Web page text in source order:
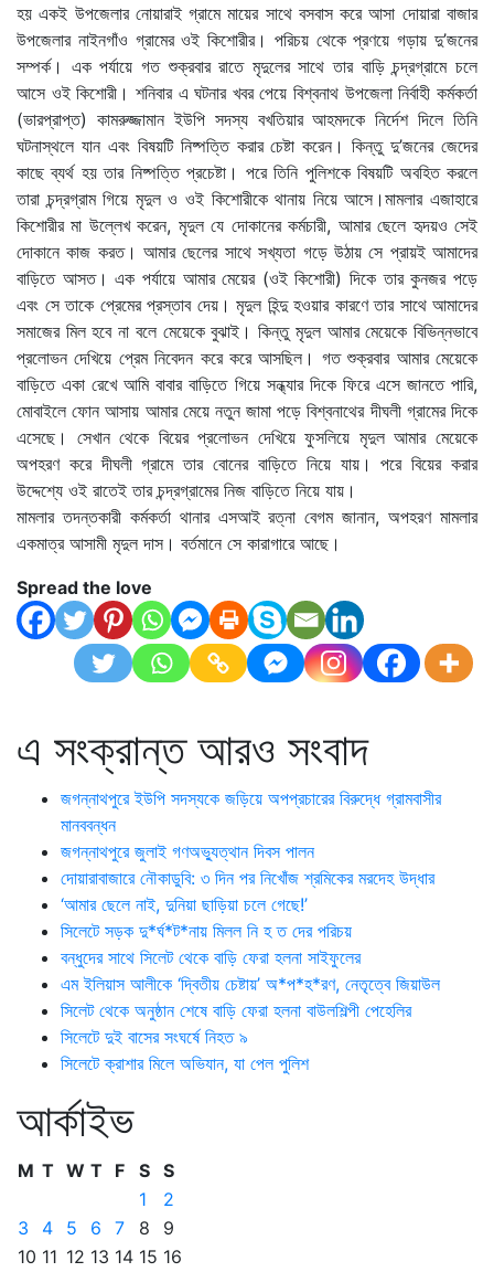
হয় একই উপজেলার নোয়ারাই গ্রামে মায়ের সাথে বসবাস করে আসা দোয়ারা বাজার
উপজেলার নাইনগাঁও গ্রামের ওই কিশোরীর। পরিচয় থেকে প্রণয়ে গড়ায় দু’জনের
সম্পর্ক। এক পর্যায়ে গত শুক্রবার রাতে মৃদুলের সাথে তার বাড়ি চন্দ্রগ্রামে চলে
আসে ওই কিশোরী। শনিবার এ ঘটনার খবর পেয়ে বিশ্বনাথ উপজেলা নির্বাহী কর্মকর্তা
(ভারপ্রাপ্ত) কামরুজ্জামান ইউপি সদস্য বখতিয়ার আহমদকে নির্দেশ দিলে তিনি
ঘটনাস্থলে যান এবং বিষয়টি নিষ্পত্তি করার চেষ্টা করেন। কিন্তু দু’জনের জেদের
কাছে ব্যর্থ হয় তার নিষ্পত্তি প্রচেষ্টা। পরে তিনি পুলিশকে বিষয়টি অবহিত করলে
তারা চন্দ্রগ্রাম গিয়ে মৃদুল ও ওই কিশোরীকে থানায় নিয়ে আসে।মামলার এজাহারে
কিশোরীর মা উল্লেখ করেন, মৃদুল যে দোকানের কর্মচারী, আমার ছেলে হৃদয়ও সেই
দোকানে কাজ করত। আমার ছেলের সাথে সখ্যতা গড়ে উঠায় সে প্রায়ই আমাদের
বাড়িতে আসত। এক পর্যায়ে আমার মেয়ের (ওই কিশোরী) দিকে তার কুনজর পড়ে
এবং সে তাকে প্রেমের প্রস্তাব দেয়। মৃদুল হিন্দু হওয়ার কারণে তার সাথে আমাদের
সমাজের মিল হবে না বলে মেয়েকে বুঝাই। কিন্তু মৃদুল আমার মেয়েকে বিভিন্নভাবে
প্রলোভন দেখিয়ে প্রেম নিবেদন করে করে আসছিল। গত শুক্রবার আমার মেয়েকে
বাড়িতে একা রেখে আমি বাবার বাড়িতে গিয়ে সন্ধ্যার দিকে ফিরে এসে জানতে পারি,
মোবাইলে ফোন আসায় আমার মেয়ে নতুন জামা পড়ে বিশ্বনাথের দীঘলী গ্রামের দিকে
এসেছে। সেখান থেকে বিয়ের প্রলোভন দেখিয়ে ফুসলিয়ে মৃদুল আমার মেয়েকে
অপহরণ করে দীঘলী গ্রামে তার বোনের বাড়িতে নিয়ে যায়। পরে বিয়ের করার
উদ্দেশ্যে ওই রাতেই তার চন্দ্রগ্রামের নিজ বাড়িতে নিয়ে যায়।
মামলার তদন্তকারী কর্মকর্তা থানার এসআই রত্না বেগম জানান, অপহরণ মামলার
একমাত্র আসামী মৃদুল দাস। বর্তমানে সে কারাগারে আছে।
Spread the love
এ সংক্রান্ত আরও সংবাদ
জগন্নাথপুরে ইউপি সদস্যকে জড়িয়ে অপপ্রচারের বিরুদ্ধে গ্রামবাসীর
মানববন্ধন
জগন্নাথপুরে জুলাই গণঅভ্যুত্থান দিবস পালন
দোয়ারাবাজারে নৌকাডুবি: ৩ দিন পর নিখোঁজ শ্রমিকের মরদেহ উদ্ধার
‘আমার ছেলে নাই, দুনিয়া ছাড়িয়া চলে গেছে!’
সিলেটে সড়ক দু*র্ঘ*ট*নায় মিলল নি হ ত দের পরিচয়
বন্ধুদের সাথে সিলেট থেকে বাড়ি ফেরা হলনা সাইফুলের
এম ইলিয়াস আলীকে ‘দ্বিতীয় চেষ্টায়’ অ*প*হ*রণ, নেতৃত্বে জিয়াউল
সিলেট থেকে অনুষ্ঠান শেষে বাড়ি ফেরা হলনা বাউলশিল্পী পেহেলির
সিলেটে দুই বাসের সংঘর্ষে নিহত ৯
সিলেটে ক্রাশার মিলে অভিযান, যা পেল পুলিশ
আর্কাইভ
M T W T F S S
1
2
3
4 5 6 7 8
9
10 11 12 13 14 15 16